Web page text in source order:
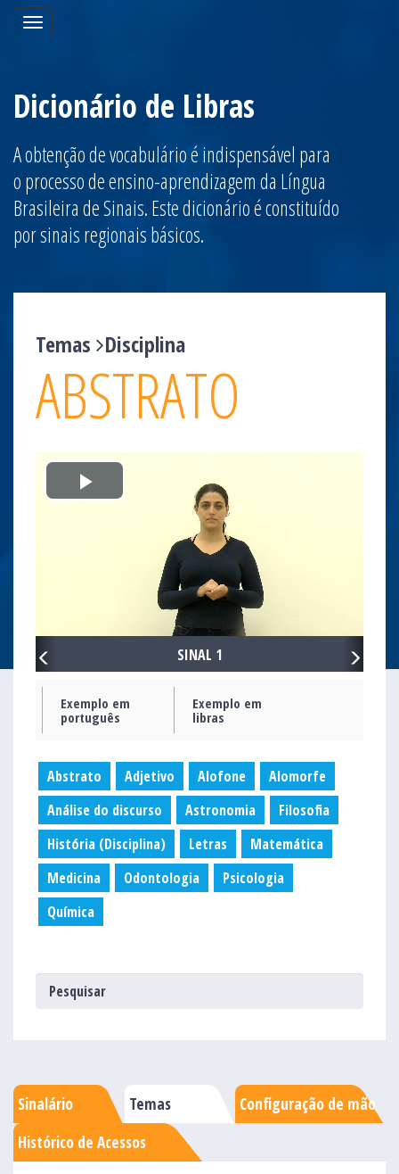
Toggle
navigation
Dicionário de Libras
A obtenção de vocabulário é indispensável para
o processo de ensino-aprendizagem da Língua
Brasileira de Sinais. Este dicionário é constituído
por sinais regionais básicos.
Temas Disciplina
ABSTRATO
Play
PREVIOUS NEXT
SINAL 1
Exemplo em
português
Exemplo em
libras
Abstrato Adjetivo Alofone
Alomorfe
Análise do discurso
Astronomia
Filosofia
História (Disciplina)
Letras
Matemática
Medicina
Odontologia
Psicologia
Química
Sinalário Temas
Configuração de mão
Histórico de Acessos